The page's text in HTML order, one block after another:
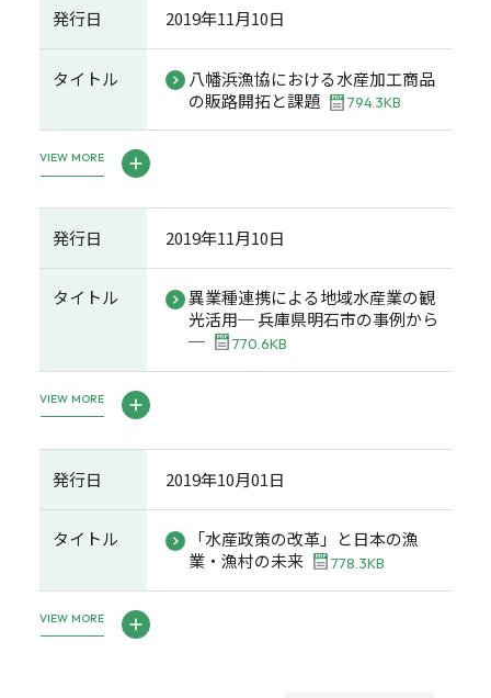
発行日 2019年11月10日
タイトル
八幡浜漁協における水産加工商品
の販路開拓と課題
794.3KB
VIEW MORE
発行日 2019年11月10日
タイトル
異業種連携による地域水産業の観
光活用─ 兵庫県明石市の事例から
─
770.6KB
VIEW MORE
発行日 2019年10月01日
タイトル
「水産政策の改革」と日本の漁
業・漁村の未来
778.3KB
VIEW MORE